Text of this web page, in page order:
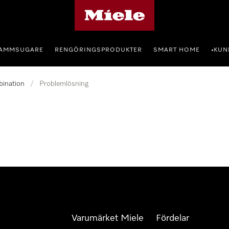
RENGÖRINGSPRODUKTER SMART HOME •
/ Problemlösning
Varumärket Miele Fördelar